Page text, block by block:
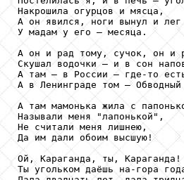
Накрошила огурцов и мясца,
А он явился, ноги вынул и
У мадам у его — месяца.
А он и рад тому, сучок, он и
Скушал водочки — и в сон
А там — в России — где-то
А в Ленинграде том —
А там мамонька жила с
Называли меня "лапонькой",
Не считали меня лишнею,
Да им дали обоим высшую!
Ой, Караганда, ты, Караганда!
Ты угольком даёшь на-гора